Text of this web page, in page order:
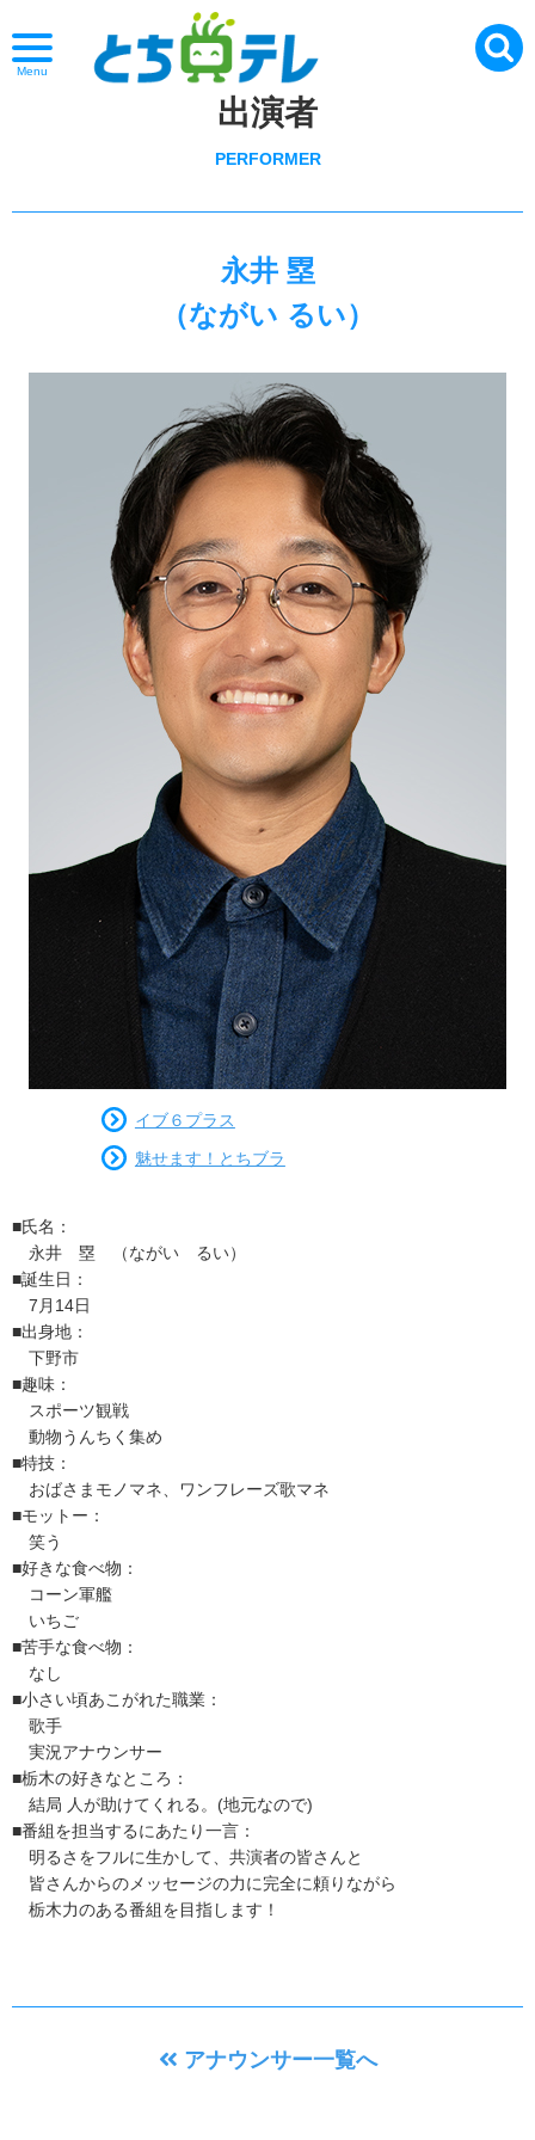
Menu
出演者
PERFORMER
永井 塁
（ながい るい）
■氏名：
永井 塁 （ながい るい）
■誕生日：
7月14日
■出身地：
下野市
■趣味：
スポーツ観戦
動物うんちく集め
■特技：
おばさまモノマネ、ワンフレーズ歌マネ
■モットー：
笑う
■好きな食べ物：
コーン軍艦
いちご
■苦手な食べ物：
なし
■小さい頃あこがれた職業：
歌手
実況アナウンサー
■栃木の好きなところ：
結局 人が助けてくれる。(地元なので)
■番組を担当するにあたり一言：
明るさをフルに生かして、共演者の皆さんと
皆さんからのメッセージの力に完全に頼りながら
栃木力のある番組を目指します！
イブ６プラス
魅せます！とちブラ
アナウンサー一覧へ